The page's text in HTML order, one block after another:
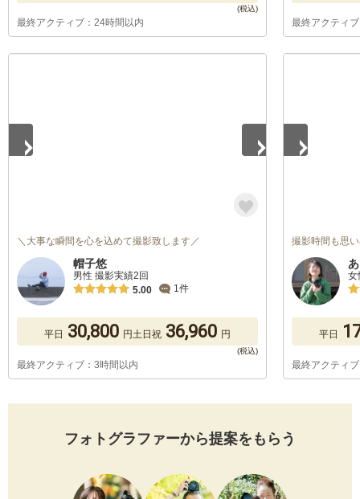
最終アクティブ：24時間以内 最終アクティ
＼大事な瞬間を心を込めて撮影致します／
帽子悠
男性 撮影実績2回
5.00
1件
平日 30,800 円土日祝 36,960 円
最終アクティブ：3時間以内
撮影時間も思
女
平日
最終アクティ
フォトグラファーから提案をもらう